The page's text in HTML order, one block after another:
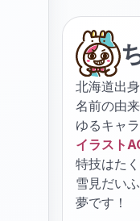
北海道出
名前の由
ゆるキャ
イラスト
特技はた
雪見だい
夢です！